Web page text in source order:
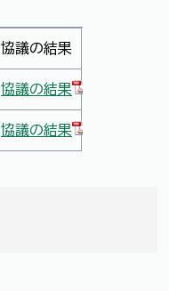
協議の結果
協議の結果
協議の結果